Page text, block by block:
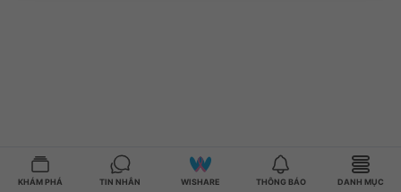
KHÁM PHÁ TIN NHẮN WISHARE THÔNG BÁO DANH MỤC